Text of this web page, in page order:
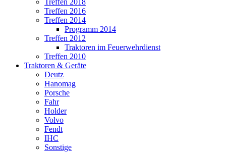
Treffen 2018
Treffen 2016
Treffen 2014
Programm 2014
Treffen 2012
Traktoren im Feuerwehrdienst
Treffen 2010
Traktoren & Geräte
Deutz
Hanomag
Porsche
Fahr
Holder
Volvo
Fendt
IHC
Sonstige